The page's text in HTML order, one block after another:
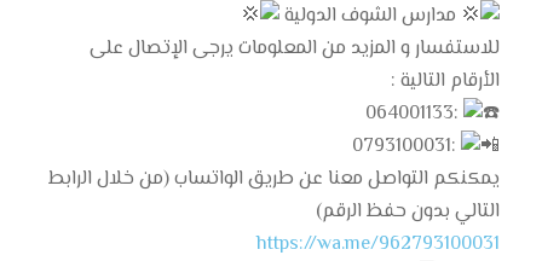
مدارس الشوف الدولية
للاستفسار و المزيد من المعلومات يرجى الإتصال على
الأرقام التالية :
064001133:
0793100031:
يمكنكم التواصل معنا عن طريق الواتساب (من خلال الرابط
التالي بدون حفظ الرقم)
https://wa.me/962793100031